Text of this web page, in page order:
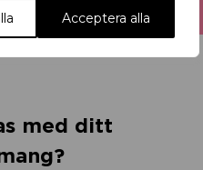
Acceptera alla
med ditt